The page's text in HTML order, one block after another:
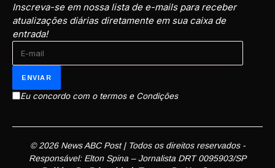
Inscreva-se em nossa lista de e-mails para receber
atualizações diárias diretamente em sua caixa de
entrada!
Eu concordo com o termos e Condições
© 2026 News ABC Post | Todos os direitos reservados -
Responsável: Elton Spina – Jornalista DRT 0095903/SP